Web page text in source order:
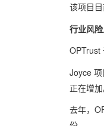
该项目
行业风
OPTrust
Joyce 项
正在增加
去年，